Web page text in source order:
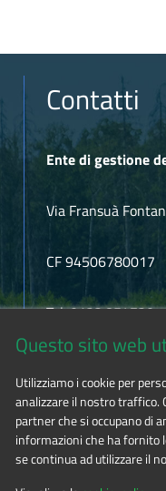
Contatti
Ente di gestione
Via Fransuà
CF 94506780017
Tel. 0122.854720
Questo sito web
Utilizziamo i cookie per
analizzare il nostro traffico.
partner che si occupano di
informazioni che ha fornito
se continua ad utilizzare il